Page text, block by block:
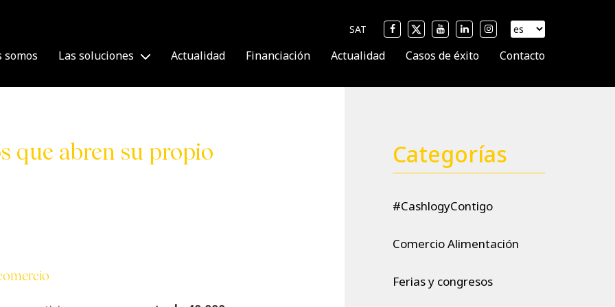
SAT
somos Las soluciones Actualidad Financiación Actualidad Casos de éxito Contacto
que abren su propio
Categorías
#CashlogyContigo
Comercio Alimentación
Ferias y congresos